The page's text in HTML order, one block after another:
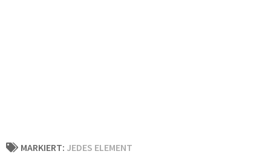
MARKIERT: JEDES ELEMENT